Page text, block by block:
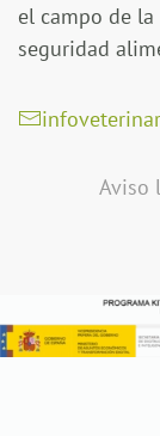
el campo de
seguridad
Aviso